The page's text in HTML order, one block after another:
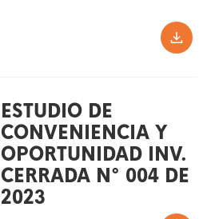
ESTUDIO DE
CONVENIENCIA Y
OPORTUNIDAD INV.
CERRADA N° 004 DE
2023